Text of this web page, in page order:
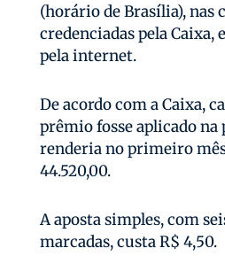
(horário de Brasília), nas
credenciadas pela Caixa,
pela internet.
De acordo com a Caixa,
prêmio fosse aplicado na
renderia no primeiro
44.520,00.
A aposta simples, com
marcadas, custa R$ 4,50.